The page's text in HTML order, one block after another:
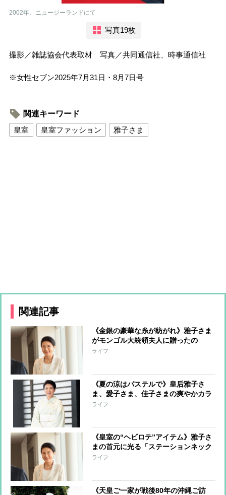
2002年、ニュージーランドにて
写真19枚
撮影／雑誌協会代表取材 写真／共同通信社、時事通信社
※女性セブン2025年7月31日・8月7日号
関連キーワード
皇室
皇室ファッション 雅子さま
関連記事
《金銀の豪華な糸が紡がれ》雅子さま
がモンゴル大統領夫人に贈ったの
は“美智子さまから受け継いだ”伝統の
ライフ
《夏の涼はパステルで》皇后雅子さ
ま、愛子さま、佳子さまの爽やかカラ
ーのご公務コーデ
ライフ
《皇室の“ヘビロテ”アイテム》雅子さ
まの首元に光る「ステーションネック
レス」愛子さまと佳子さまも「パール
ライフ
《天皇ご一家が戦後80年の沖縄ご訪